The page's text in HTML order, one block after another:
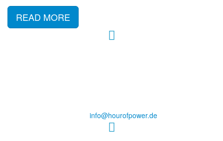
READ MORE
info@hourofpower.de